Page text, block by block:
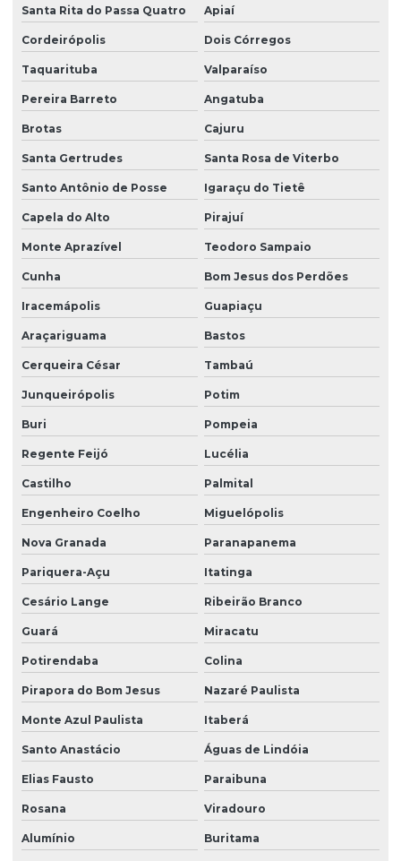
Serviço de limpeza para empresas
Serviço de limpeza com equipamentos profissionais
Serviço de limpeza terceirizado
Serviço de limpeza terceirizado preço
Serviço de limpeza de vidros
Serviço de limpeza zeladoria
Serviço de portaria virtual
Serviço de portaria e zeladoria
Serviço de terceirização de limpeza
Serviço terceirizado de limpeza
Serviço de zelador condomínio
Serviços de facilities
Serviços de portaria e limpeza
Serviços de portaria e recepção
Serviços de recepção e portaria
Serviços de terceirização de recepção
Serviços de zeladoria limpeza
Serviços de zeladoria e segurança em condomínios
Sistema de portaria virtual
Soluções em facilities
Terceirização de limpeza
Terceirização de limpeza empresarial
Santa Rita do Passa Quatro Apiaí
Cordeirópolis Dois Córregos
Taquarituba Valparaíso
Pereira Barreto Angatuba
Brotas Cajuru
Santa Gertrudes Santa Rosa de Viterbo
Santo Antônio de Posse Igaraçu do Tietê
Capela do Alto Pirajuí
Monte Aprazível Teodoro Sampaio
Cunha Bom Jesus dos Perdões
Iracemápolis Guapiaçu
Araçariguama Bastos
Cerqueira César Tambaú
Junqueirópolis Potim
Buri Pompeia
Regente Feijó Lucélia
Castilho Palmital
Engenheiro Coelho Miguelópolis
Nova Granada Paranapanema
Pariquera-Açu Itatinga
Cesário Lange Ribeirão Branco
Guará Miracatu
Potirendaba Colina
Pirapora do Bom Jesus Nazaré Paulista
Monte Azul Paulista Itaberá
Santo Anastácio Águas de Lindóia
Elias Fausto Paraibuna
Rosana Viradouro
Alumínio Buritama